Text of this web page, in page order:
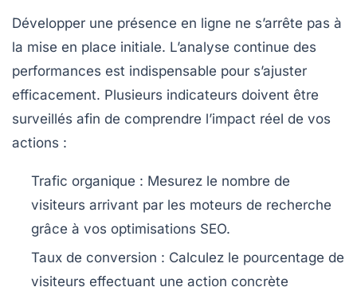
Développer une présence en ligne ne s’arrête pas à
la mise en place initiale. L’analyse continue des
performances est indispensable pour s’ajuster
efficacement. Plusieurs indicateurs doivent être
surveillés afin de comprendre l’impact réel de vos
actions :
Trafic organique : Mesurez le nombre de
visiteurs arrivant par les moteurs de recherche
grâce à vos optimisations SEO.
Taux de conversion : Calculez le pourcentage de
visiteurs effectuant une action concrète